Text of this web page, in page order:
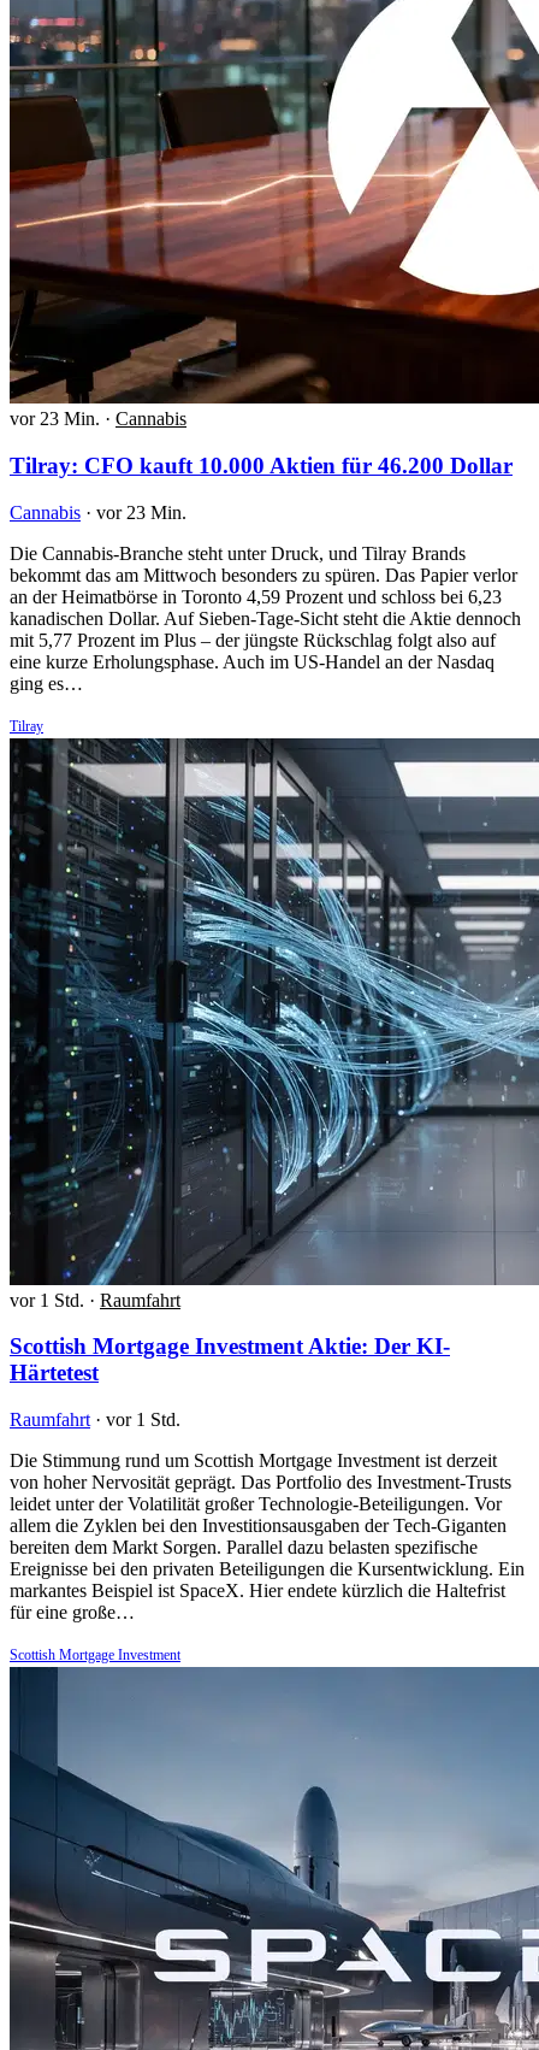
vor 23 Min. · Cannabis
Tilray: CFO kauft 10.000 Aktien für 46.200 Dollar
Cannabis · vor 23 Min.
Die Cannabis-Branche steht unter Druck, und Tilray Brands
bekommt das am Mittwoch besonders zu spüren. Das Papier verlor
an der Heimatbörse in Toronto 4,59 Prozent und schloss bei 6,23
kanadischen Dollar. Auf Sieben-Tage-Sicht steht die Aktie dennoch
mit 5,77 Prozent im Plus – der jüngste Rückschlag folgt also auf
eine kurze Erholungsphase. Auch im US-Handel an der Nasdaq
ging es…
Tilray
vor 1 Std. · Raumfahrt
Scottish Mortgage Investment Aktie: Der KI-
Härtetest
Raumfahrt · vor 1 Std.
Die Stimmung rund um Scottish Mortgage Investment ist derzeit
von hoher Nervosität geprägt. Das Portfolio des Investment-Trusts
leidet unter der Volatilität großer Technologie-Beteiligungen. Vor
allem die Zyklen bei den Investitionsausgaben der Tech-Giganten
bereiten dem Markt Sorgen. Parallel dazu belasten spezifische
Ereignisse bei den privaten Beteiligungen die Kursentwicklung. Ein
markantes Beispiel ist SpaceX. Hier endete kürzlich die Haltefrist
für eine große…
Scottish Mortgage Investment